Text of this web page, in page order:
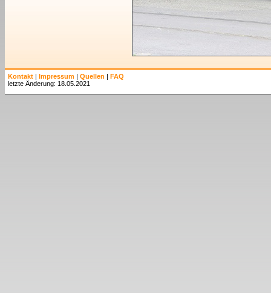
Kontakt | Impressum | Quellen | FAQ
letzte Änderung: 18.05.2021